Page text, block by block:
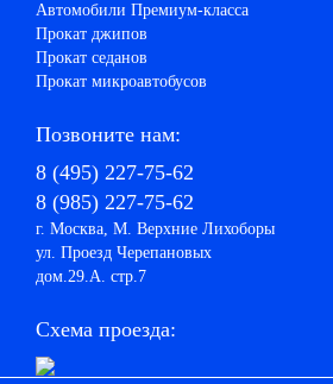
Автомобили Премиум-класса
Прокат джипов
Прокат седанов
Прокат микроавтобусов
Позвоните нам:
8 (495) 227-75-62
8 (985) 227-75-62
г. Москва, М. Верхние Лихоборы
ул. Проезд Черепановых
дом.29.А. стр.7
Схема проезда: